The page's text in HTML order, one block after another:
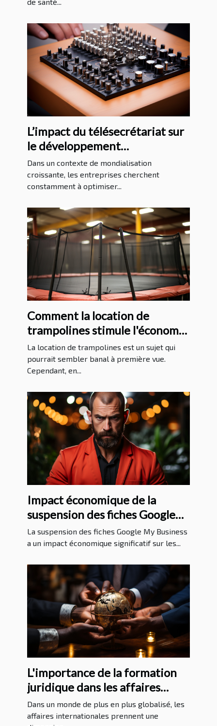
de santé...
L’impact du télésecrétariat sur
le développement
international des entreprises
Dans un contexte de mondialisation
croissante, les entreprises cherchent
constamment à optimiser...
Comment la location de
trampolines stimule l'économie
locale
La location de trampolines est un sujet qui
pourrait sembler banal à première vue.
Cependant, en...
Impact économique de la
suspension des fiches Google
My Business sur les entreprises
La suspension des fiches Google My Business
a un impact économique significatif sur les...
L'importance de la formation
juridique dans les affaires
internationales
Dans un monde de plus en plus globalisé, les
affaires internationales prennent une